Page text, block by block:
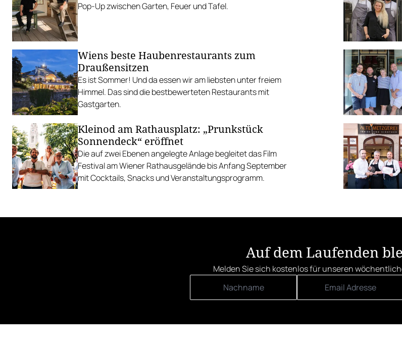
Pop-Up zwischen Garten, Feuer und Tafel.
Wiens beste Haubenrestaurants zum
Draußensitzen
Es ist Sommer! Und da essen wir am liebsten unter freiem
Himmel. Das sind die bestbewerteten Restaurants mit
Gastgarten.
Kleinod am Rathausplatz: „Prunkstück
Sonnendeck“ eröffnet
Die auf zwei Ebenen angelegte Anlage begleitet das Film
Festival am Wiener Rathausgelände bis Anfang September
mit Cocktails, Snacks und Veranstaltungsprogramm.
Auf dem Laufenden
Melden Sie sich kostenlos für unseren